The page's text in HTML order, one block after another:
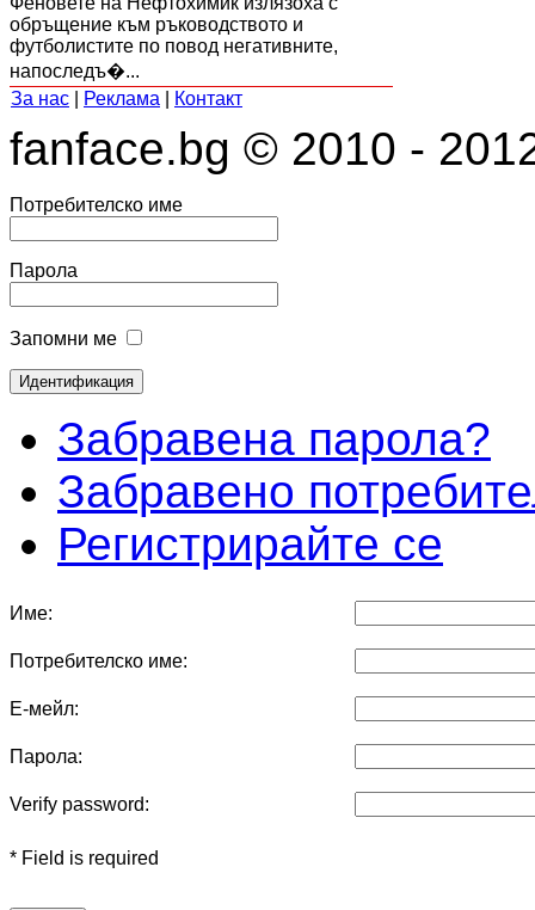
обръщение към ръководството и
футболистите по повод негативните,
напоследъ�...
За нас
Реклама Контакт
fanface.bg © 2010 -
Потребителско име
Парола
Запомни ме
Забравена парола?
Забравено
Регистрирайте се
Име:
Потребителско име:
Е-мейл:
Парола:
Verify password:
* Field is required